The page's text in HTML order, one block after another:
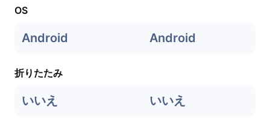
OS
Android Android
折りたたみ
いいえ いいえ